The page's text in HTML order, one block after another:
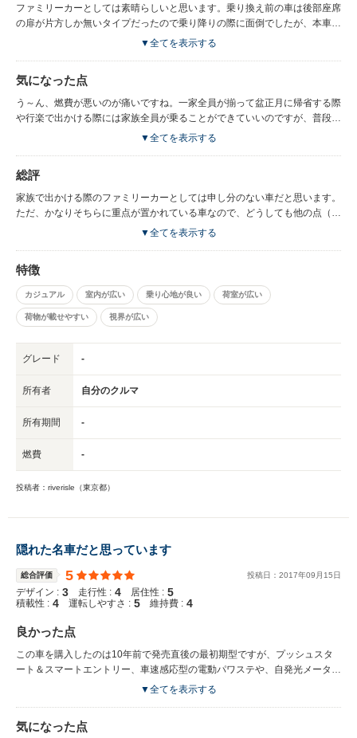
ファミリーカーとしては素晴らしいと思います。乗り換え前の車は後部座席
の扉が片方しか無いタイプだったので乗り降りの際に面倒でしたが、本車は
両サイドにスライドドアが付いているのでスムーズに乗り降りできるのが良
り良いです。車内に伝わる振動もかなり減り、特に騒音に関してはかなり低
下したため、高速道路走行中などでも後部座席との会話がかなり通りやすく
なりました。
▼全てを表示する
気になった点
う～ん、燃費が悪いのが痛いですね。一家全員が揃って盆正月に帰省する際
や行楽で出かける際には家族全員が乗ることができていいのですが、普段の
通勤の一人乗りで使うと燃費が悪すぎると思います。正直なところ、軽自動
進や加速時に少しレスポンスが悪い気がします。もう少しパワーがあるとよ
かったかなと。
▼全てを表示する
総評
家族で出かける際のファミリーカーとしては申し分のない車だと思います。
ただ、かなりそちらに重点が置かれている車なので、どうしても他の点（燃
費・エンジン性能など）が疎かになってしまうのが少し残念ですね。
▼全てを表示する
特徴
カジュアル 室内が広い 乗り心地が良い 荷室が広い
荷物が載せやすい 視界が広い
グレード -
所有者 自分のクルマ
所有期間 -
燃費 -
投稿者：riverisle（東京都）
隠れた名車だと思っています
総合評価 5 投稿日： 2017年09 月 15日
デザイン : 3 走行性 : 4 居住性 : 5
積載性 : 4 運転しやすさ : 5 維持費 : 4
良かった点
この車を購入したのは10年前で発売直後の最初期型ですが、プッシュスタ
ート＆スマートエントリー、車速感応型の電動パワステや、自発光メータ
ー、HIDヘッドランプなど、当時としては充実の装備で、所有の満足度も高
重の割には加速が良く、高速道路の追い越しでもストレスなく走ってくれま
▼全てを表示する
気になった点